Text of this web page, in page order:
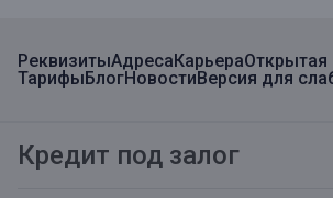
РеквизитыАдресаКарьера
ТарифыБлогНовостиВерсия для
Кредит под залог